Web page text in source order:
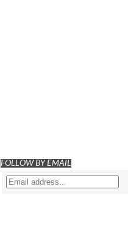
FOLLOW BY EMAIL